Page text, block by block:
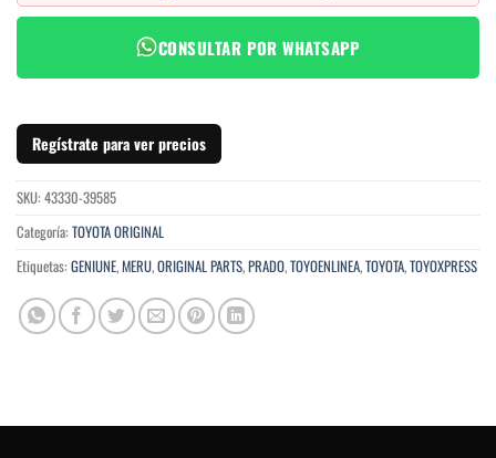
CONSULTAR POR WHATSAPP
Regístrate para ver precios
SKU: 43330-39585
Categoría: TOYOTA ORIGINAL
Etiquetas: GENIUNE,MERU,ORIGINAL PARTS,PRADO,TOYOENLINEA,TOYOTA,TOYOXPRESS